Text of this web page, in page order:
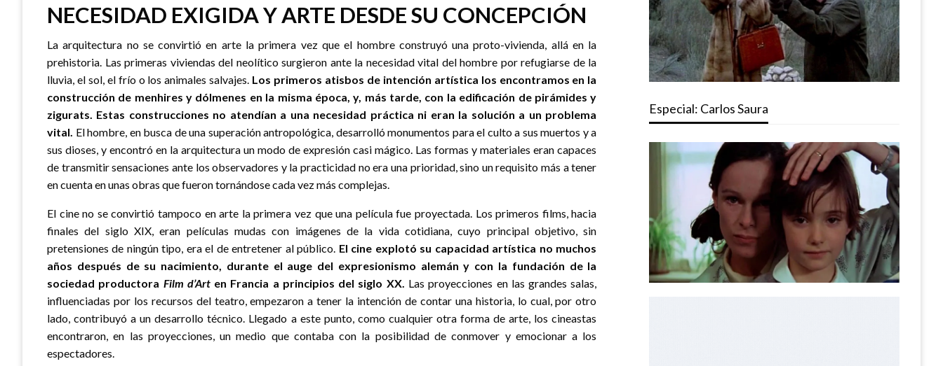
NECESIDAD EXIGIDA Y ARTE DESDE SU CONCEPCIÓN
La arquitectura no se convirtió en arte la primera vez que el hombre construyó una proto-vivienda, allá en la
prehistoria. Las primeras viviendas del neolítico surgieron ante la necesidad vital del hombre por refugiarse de la
lluvia, el sol, el frío o los animales salvajes. Los primeros atisbos de intención artística los encontramos en la
construcción de menhires y dólmenes en la misma época, y, más tarde, con la edificación de pirámides y
zigurats. Estas construcciones no atendían a una necesidad práctica ni eran la solución a un problema
vital. El hombre, en busca de una superación antropológica, desarrolló monumentos para el culto a sus muertos y a
sus dioses, y encontró en la arquitectura un modo de expresión casi mágico. Las formas y materiales eran capaces
de transmitir sensaciones ante los observadores y la practicidad no era una prioridad, sino un requisito más a tener
en cuenta en unas obras que fueron tornándose cada vez más complejas.
El cine no se convirtió tampoco en arte la primera vez que una película fue proyectada. Los primeros films, hacia
finales del siglo XIX, eran películas mudas con imágenes de la vida cotidiana, cuyo principal objetivo, sin
pretensiones de ningún tipo, era el de entretener al público. El cine explotó su capacidad artística no muchos
años después de su nacimiento, durante el auge del expresionismo alemán y con la fundación de la
sociedad productora Film d’Art en Francia a principios del siglo XX. Las proyecciones en las grandes salas,
influenciadas por los recursos del teatro, empezaron a tener la intención de contar una historia, lo cual, por otro
lado, contribuyó a un desarrollo técnico. Llegado a este punto, como cualquier otra forma de arte, los cineastas
encontraron, en las proyecciones, un medio que contaba con la posibilidad de conmover y emocionar a los
espectadores.
Especial: Carlos Saura